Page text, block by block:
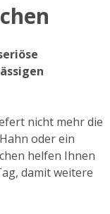
nicht mehr die
oder ein
helfen Ihnen
damit weitere